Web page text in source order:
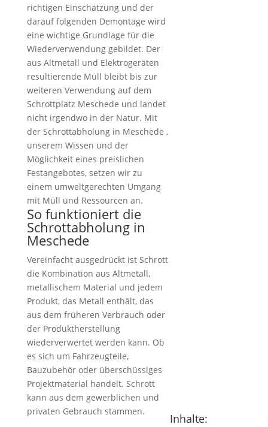
richtigen Einschätzung und der
darauf folgenden Demontage wird
eine wichtige Grundlage für die
Wiederverwendung gebildet. Der
aus Altmetall und Elektrogeräten
resultierende Müll bleibt bis zur
weiteren Verwendung auf dem
Schrottplatz Meschede und landet
nicht irgendwo in der Natur. Mit
der Schrottabholung in Meschede ,
unserem Wissen und der
Möglichkeit eines preislichen
Festangebotes, setzen wir zu
einem umweltgerechten Umgang
mit Müll und Ressourcen an.
So funktioniert die
Schrottabholung in
Meschede
Vereinfacht ausgedrückt ist Schrott
die Kombination aus Altmetall,
metallischem Material und jedem
Produkt, das Metall enthält, das
aus dem früheren Verbrauch oder
der Produktherstellung
wiederverwertet werden kann. Ob
es sich um Fahrzeugteile,
Bauzubehör oder überschüssiges
Projektmaterial handelt. Schrott
kann aus dem gewerblichen und
privaten Gebrauch stammen.
Inhalte: